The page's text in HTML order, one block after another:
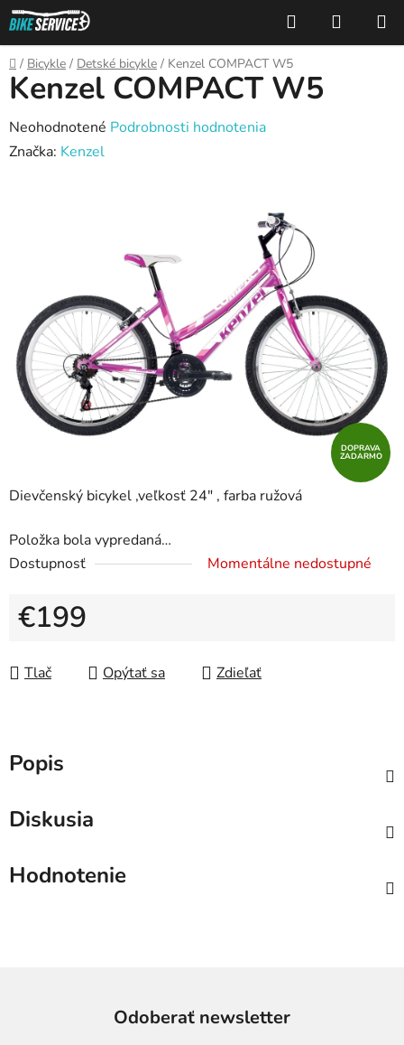
Prejsť
na
obsah
Hľadať
KOŠÍK
Domov
/ Bicykle / Detské bicykle / Kenzel COMPACT W5
Dievčenský bicykel ,veľkosť 24" , farba ružová
Položka bola vypredaná…
Dostupnosť
Momentálne nedostupné
€199
Tlač
Opýtať sa Zdieľať
Kenzel COMPACT W5
Priemerné
hodnotenie
hviezdičiek.
Neohodnotené Podrobnosti hodnotenia
Značka: Kenzel
DOPRAVA
ZADARMO
Popis
Diskusia
Hodnotenie
Odoberať newsletter